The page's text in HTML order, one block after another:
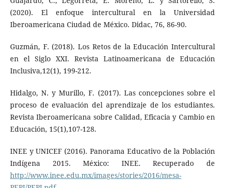
(2020). El enfoque intercultural en la Universidad
Iberoamericana Ciudad de México. Didac, 76, 86-90.
Guzmán, F. (2018). Los Retos de la Educación Intercultural
en el Siglo XXI. Revista Latinoamericana de Educación
Inclusiva,12(1), 199-212.
Hidalgo, N. y Murillo, F. (2017). Las concepciones sobre el
proceso de evaluación del aprendizaje de los estudiantes.
Revista Iberoamericana sobre Calidad, Eficacia y Cambio en
Educación, 15(1),107-128.
INEE y UNICEF (2016). Panorama Educativo de la Población
Indígena 2015. México: INEE. Recuperado de
http://www.inee.edu.mx/images/stories/2016/mesa-